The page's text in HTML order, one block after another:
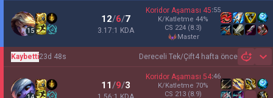
15
12/6/7
3.17:1 KDA
Koridor Aşaması 45:55
K/Katletme 44%
CS 224 (8.3)
master
Dereceli Tek/Çift4 hafta önce
Kaybetti23d 48s
11/9/3
Koridor Aşaması 54:46
K/Katletme 70%
CS 213 (8.9)